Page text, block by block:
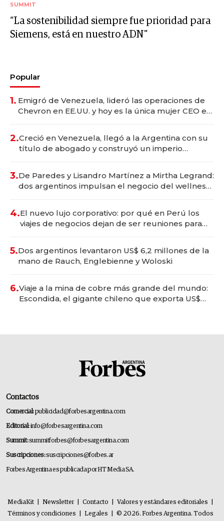
SUMMIT
“La sostenibilidad siempre fue prioridad para
Siemens, está en nuestro ADN"
Popular
1. Emigró de Venezuela, lideró las operaciones de
Chevron en EE.UU. y hoy es la única mujer CEO en
2.Creció en Venezuela, llegó a la Argentina con su
título de abogado y construyó un imperio
3.De Paredes y Lisandro Martínez a Mirtha Legrand:
dos argentinos impulsan el negocio del wellness
4.El nuevo lujo corporativo: por qué en Perú los
viajes de negocios dejan de ser reuniones para
5.Dos argentinos levantaron US$ 6,2 millones de la
mano de Rauch, Englebienne y Woloski
6.Viaje a la mina de cobre más grande del mundo:
Escondida, el gigante chileno que exporta US$
Contactos
Comercial:publicidad@forbesargentina.com
Editorial:info@forbesargentina.com
Summit:summitforbes@forbesargentina.com
Suscripciones:suscripciones@forbes.ar
Forbes Argentina es publicada por HT Media SA.
MediaKit Newsletter Contacto Valores y estándares editoriales
Términos y condiciones
Legales © 2026. Forbes Argentina. Todos